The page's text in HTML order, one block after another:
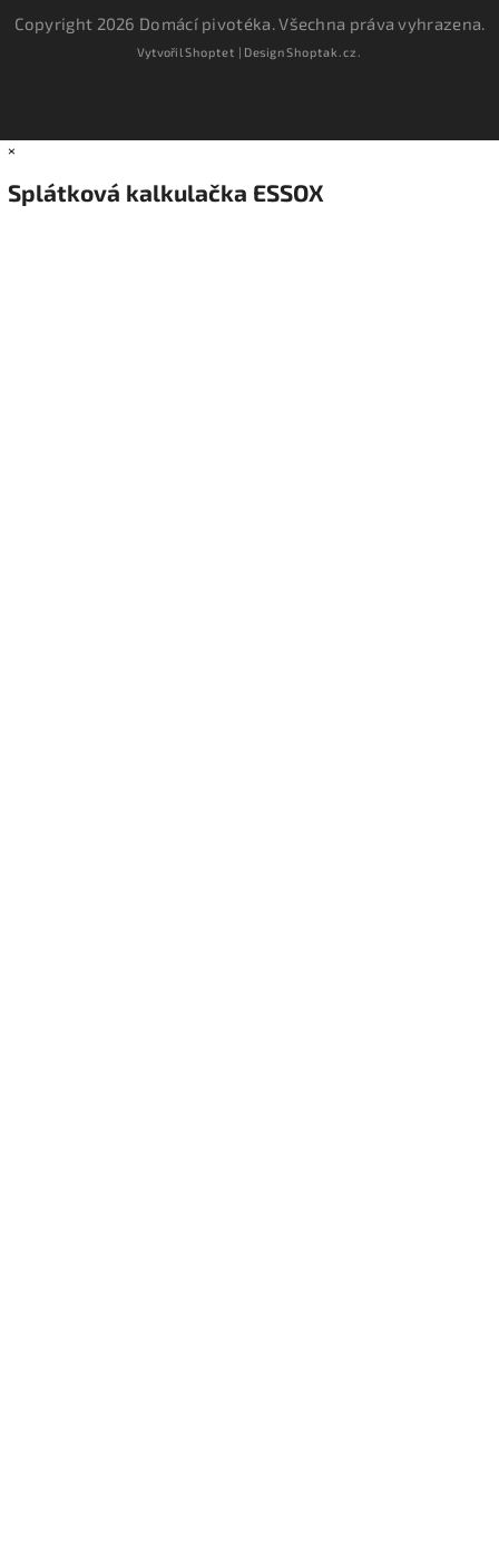
Copyright 2026 Domácí pivotéka. Všechna práva vyhrazena.
VytvořilShoptet | DesignShoptak.cz.
×
Splátková kalkulačka ESSOX